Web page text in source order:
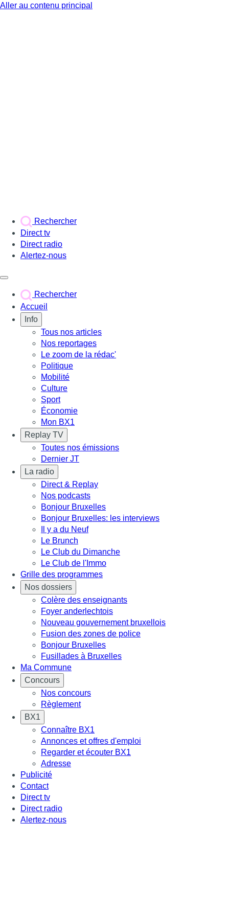
Aller au contenu principal
Rechercher
Direct tv
Direct radio
Alertez-nous
Rechercher
Accueil
Info
Tous nos articles
Nos reportages
Le zoom de la rédac'
Politique
Mobilité
Culture
Sport
Économie
Mon BX1
Replay TV
Toutes nos émissions
Dernier JT
La radio
Direct & Replay
Nos podcasts
Bonjour Bruxelles
Bonjour Bruxelles: les interviews
Il y a du Neuf
Le Brunch
Le Club du Dimanche
Le Club de l'Immo
Grille des programmes
Nos dossiers
Colère des enseignants
Foyer anderlechtois
Nouveau gouvernement bruxellois
Fusion des zones de police
Bonjour Bruxelles
Fusillades à Bruxelles
Ma Commune
Concours
Nos concours
Règlement
BX1
Connaître BX1
Annonces et offres d'emploi
Regarder et écouter BX1
Adresse
Publicité
Contact
Direct tv
Direct radio
Alertez-nous